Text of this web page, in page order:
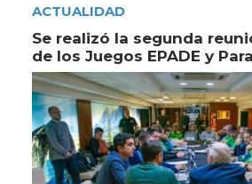
ACTUALIDAD
Se realizó la segunda
de los Juegos EPADE y